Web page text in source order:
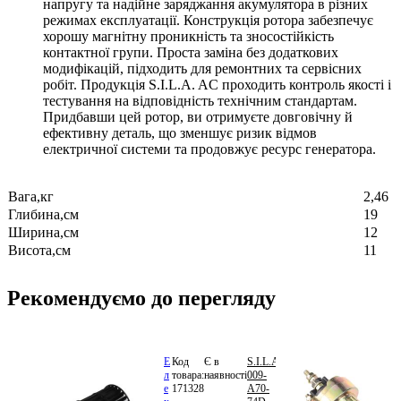
напругу та надійне заряджання акумулятора в різних
режимах експлуатації. Конструкція ротора забезпечує
хорошу магнітну проникність та зносостійкість
контактної групи. Проста заміна без додаткових
модифікацій, підходить для ремонтних та сервісних
робіт. Продукція S.I.L.A. AC проходить контроль якості і
тестування на відповідність технічним стандартам.
Придбавши цей ротор, ви отримуєте довговічну й
ефективну деталь, що зменшує ризик відмов
електричної системи та продовжує ресурс генератора.
Вага,кг
2,46
Глибина,см
19
Ширина,см
12
Висота,см
11
Рекомендуємо до перегляду
Е
л
е
Код
товара:
171328
Є в
наявності
S.I.L.A.
009-
А70-
грн.
В